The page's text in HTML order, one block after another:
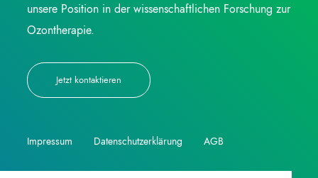
unsere Position in der wissenschaftlichen Forschung zur
Ozontherapie.
Jetzt kontaktieren
Impressum Datenschutzerklärung AGB